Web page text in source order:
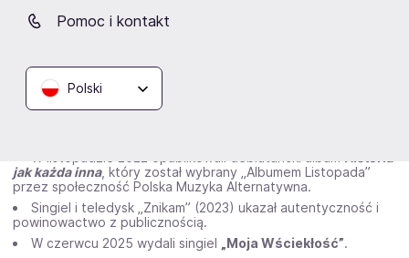
Pomoc i kontakt
Polski
Grzegorz Dyjak– gitara rytmiczna
Twórczość i osiągnięcia
W listopadzie 2022 opublikowali debiutancki album Historia
jak każda inna, który został wybrany „Albumem Listopada”
przez społeczność Polska Muzyka Alternatywna.
Singiel i teledysk „Znikam” (2023) ukazał autentyczność i
powinowactwo z publicznością.
W czerwcu 2025 wydali singiel „Moja Wściekłość”.